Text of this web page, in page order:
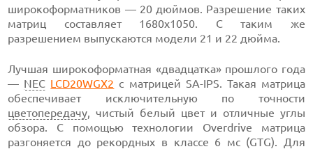
широкоформатников — 20 дюймов. Разрешение таких
матриц составляет 1680х1050. С таким же
разрешением выпускаются модели 21 и 22 дюйма.
Лучшая широкоформатная «двадцатка» прошлого года
— NEC LCD20WGX2 с матрицей SA-IPS. Такая матрица
обеспечивает исключительную по точности
цветопередачу, чистый белый цвет и отличные углы
обзора. C помощью технологии Overdrive матрица
разгоняется до рекордных в классе 6 мс (GTG). Для